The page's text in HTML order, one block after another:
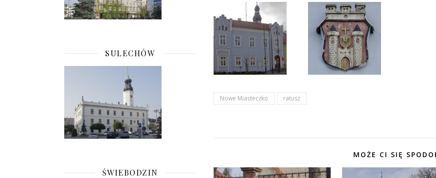
SULECHÓW
ŚWIEBODZIN
Nowe Miasteczko ratusz
MOŻE CI SIĘ